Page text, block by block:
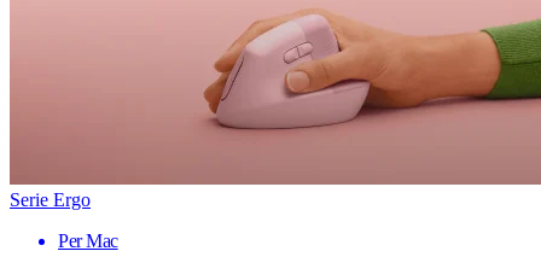
Serie Ergo
Per Mac